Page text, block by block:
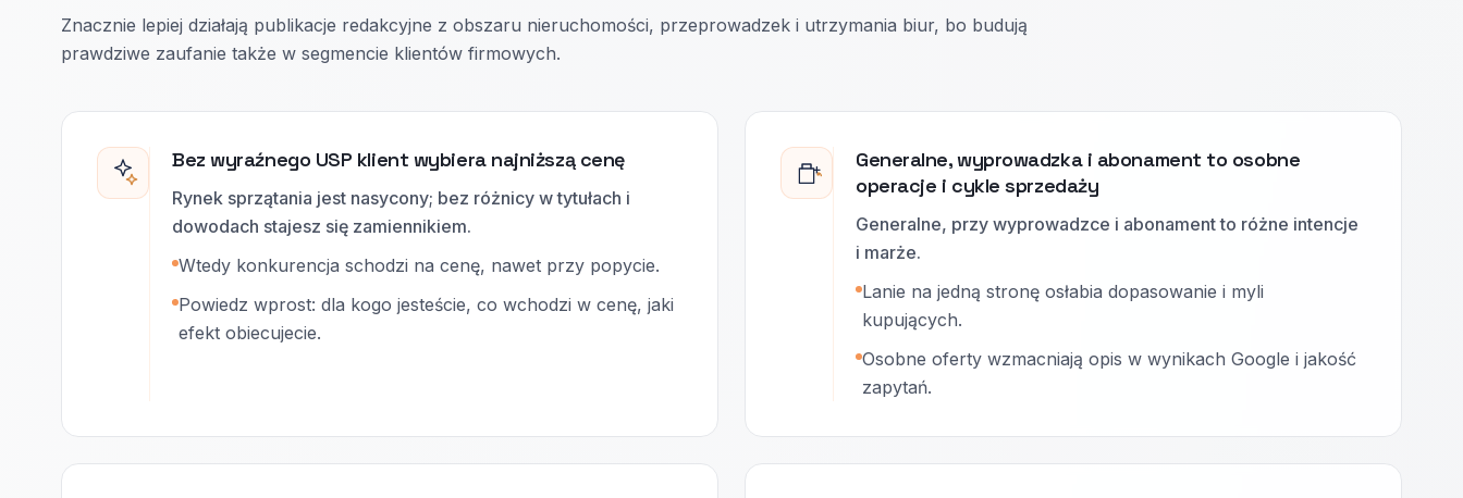
Znacznie lepiej działają publikacje redakcyjne z obszaru nieruchomości, przeprowadzek i utrzymania biur, bo budują
prawdziwe zaufanie także w segmencie klientów firmowych.
Bez wyraźnego USP klient wybiera najniższą cenę
Rynek sprzątania jest nasycony; bez różnicy w tytułach i
dowodach stajesz się zamiennikiem.
Wtedy konkurencja schodzi na cenę, nawet przy popycie.
Powiedz wprost: dla kogo jesteście, co wchodzi w cenę, jaki
efekt obiecujecie.
Generalne, wyprowadzka i abonament to osobne
operacje i cykle sprzedaży
Generalne, przy wyprowadzce i abonament to różne intencje
i marże.
Lanie na jedną stronę osłabia dopasowanie i myli
kupujących.
Osobne oferty wzmacniają opis w wynikach Google i jakość
zapytań.